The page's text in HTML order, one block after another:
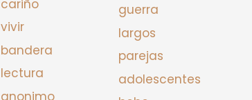
cariño
vivir
bandera
lectura
anonimo
guerra
largos
parejas
adolescentes